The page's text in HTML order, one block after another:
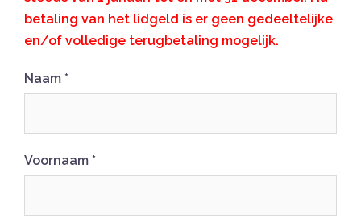
betaling van het lidgeld is er geen gedeeltelijke
en/of volledige terugbetaling mogelijk.
Naam *
Voornaam *